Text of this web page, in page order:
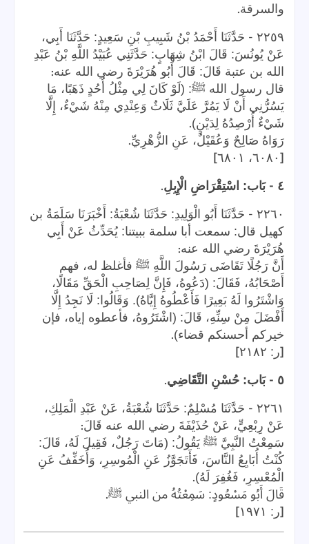
والسرقة.
٢٢٥٩ - حَدَّثَنَا أَحْمَدُ بْنُ شَبِيبِ بْنِ سَعِيدٍ: حَدَّثَنَا أَبِي،
عَنْ يُونُسَ: قَالَ ابْنُ شِهَابٍ: حَدَّثَنِي عُبَيْدُ اللَّهِ بْنُ عَبْدِ
الله بن عتبة قَالَ: قَالَ أَبُو هُرَيْرَةَ رضي الله عنه:
قال رسول الله ﷺ: (لَوْ كَانَ لِي مِثْلُ أُحُدٍ ذَهَبًا، مَا
يَسُرُّنِي أَنْ لَا يَمُرَّ عَلَيَّ ثَلَاثٌ وَعِنْدِي مِنْهُ شَيْءٌ، إِلَّا
شَيْءٌ أُرْصِدُهُ لِدَيْنٍ).
رَوَاهُ صَالِحٌ وَعُقَيْلٌ، عَنِ الزُّهْرِيِّ.
[ ٦٠٨٠، ٦٨٠١ ]
٤ -بَاب: اسْتِقْرَاضِ الْإِبِلِ.
٢٢٦٠ - حَدَّثَنَا أَبُو الْوَلِيدِ: حَدَّثَنَا شُعْبَةُ: أَخْبَرَنَا سَلَمَةُ بن
كهيل قال: سمعت أبا سلمة ببيتنا: يُحَدِّثُ عَنْ أَبِي
هُرَيْرَةَ رضي الله عنه:
أَنَّ رَجُلًا تَقَاضَى رَسُولَ اللَّهِ ﷺ فأغلظ له، فهم
أَصْحَابُهُ، فَقَالَ: (دَعُوهُ، فَإِنَّ لِصَاحِبِ الْحَقِّ مَقَالًا،
وَاشْتَرُوا لَهُ بَعِيرًا فَأَعْطُوهُ إِيَّاهُ). وَقَالُوا: لَا نَجِدُ إِلَّا
أَفْضَلَ مِنْ سِنِّهِ، قَالَ: (اشْتَرُوهُ، فأعطوه إياه، فإن
خيركم أحسنكم قضاء).
[ر: ٢١٨٢ ]
٥ -بَاب: حُسْنِ التَّقَاضِي.
٢٢٦١ - حَدَّثَنَا مُسْلِمٌ: حَدَّثَنَا شُعْبَةُ، عَنْ عَبْدِ الْمَلِكِ،
عَنْ رِبْعِيٍّ، عَنْ حُذَيْفَةَ رضي الله عنه قَالَ:
سَمِعْتُ النَّبِيَّ ﷺ يَقُولُ: (مَاتَ رَجُلٌ، فَقِيلَ لَهُ، قَالَ:
كُنْتُ أُبَايِعُ النَّاسَ، فَأَتَجَوَّزُ عَنِ الْمُوسِرِ، وَأُخَفِّفُ عَنِ
الْمُعْسِرِ، فَغُفِرَ لَهُ).
قَالَ أَبُو مَسْعُودٍ: سَمِعْتُهُ من النبي ﷺ.
[ر: ١٩٧١ ]